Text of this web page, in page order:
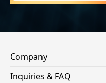
Company
Inquiries & FAQ